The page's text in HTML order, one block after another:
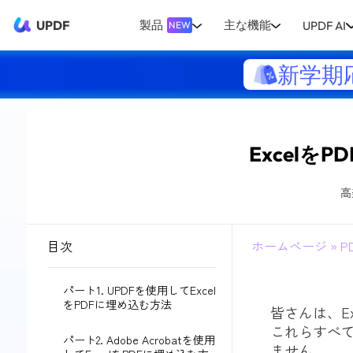
UPDF 製品 NEW 主な機能 UPDF AI
新学期
Excelを
目次
パート1. UPDFを使用してExcel
をPDFに埋め込む方法
パート2. Adob​​e Acrobatを使用
ホームページ »
皆さんは、
これらすべ